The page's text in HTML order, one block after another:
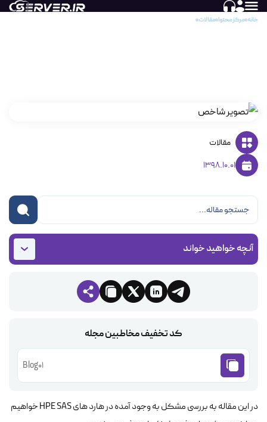
خانه مرکز محتوا مقالات
مقالات
1398.10.01
آنچه خواهید خواند
کد تخفیف مخاطبین مجله
Blog01
در این مقاله به بررسی مشکل به وجود آمده در هارد های HPE SAS خواهیم